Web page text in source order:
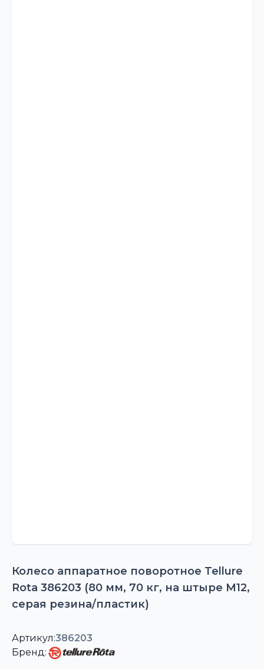
Колесо аппаратное поворотное Tellure
Rota 386203 (80 мм, 70 кг, на штыре M12,
серая резина/пластик)
Артикул:386203
Бренд: